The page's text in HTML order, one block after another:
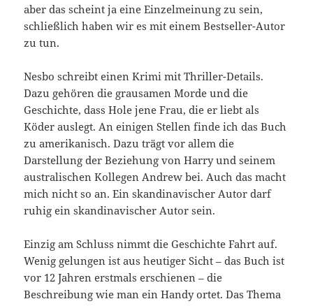
aber das scheint ja eine Einzelmeinung zu sein,
schließlich haben wir es mit einem Bestseller-Autor
zu tun.
Nesbo schreibt einen Krimi mit Thriller-Details.
Dazu gehören die grausamen Morde und die
Geschichte, dass Hole jene Frau, die er liebt als
Köder auslegt. An einigen Stellen finde ich das Buch
zu amerikanisch. Dazu trägt vor allem die
Darstellung der Beziehung von Harry und seinem
australischen Kollegen Andrew bei. Auch das macht
mich nicht so an. Ein skandinavischer Autor darf
ruhig ein skandinavischer Autor sein.
Einzig am Schluss nimmt die Geschichte Fahrt auf.
Wenig gelungen ist aus heutiger Sicht – das Buch ist
vor 12 Jahren erstmals erschienen – die
Beschreibung wie man ein Handy ortet. Das Thema